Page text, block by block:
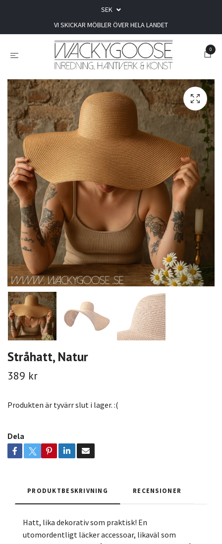
SEK
VI SKICKAR MÖBLER ÖVER HELA LANDET
0
Stråhatt, Natur
389 kr
Produkten är tyvärr slut i lager. :(
Dela
PRODUKTBESKRIVNING RECENSIONER
Hatt, lika dekorativ som praktisk! En
utomordentligt läcker accessoar, likaväl som